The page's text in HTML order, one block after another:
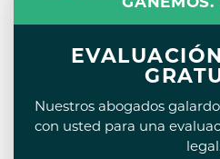
Nuestros abogados
con usted para una
legal.